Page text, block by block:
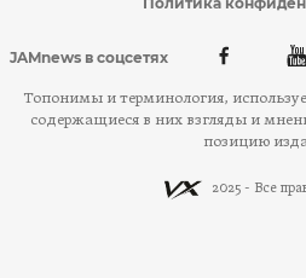
JAMnews в соцсетях
Топонимы и терминология,
содержащиеся в них взгляды и
позицию
2025 - Все